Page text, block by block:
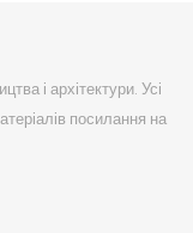
і архітектури. Усі
посилання на